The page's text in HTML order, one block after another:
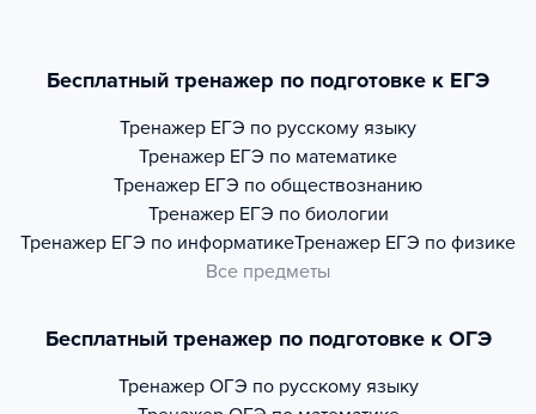
Бесплатный тренажер по подготовке к ЕГЭ
Тренажер ЕГЭ по русскому языку
Тренажер ЕГЭ по математике
Тренажер ЕГЭ по обществознанию
Тренажер ЕГЭ по биологии
Тренажер ЕГЭ по информатикеТренажер ЕГЭ по физике
Все предметы
Бесплатный тренажер по подготовке к ОГЭ
Тренажер ОГЭ по русскому языку